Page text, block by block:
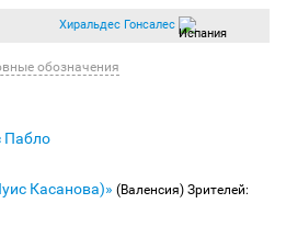
Хиральдес Гонсалес
обозначения
Пабло
Касанова)» (Валенсия) Зрителей: